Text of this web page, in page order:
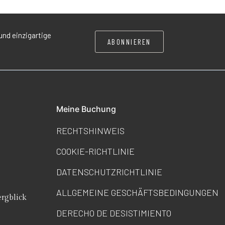
einzigartige
ABONNIEREN
Meine Buchung
RECHTSHINWEIS
COOKIE-RICHTLINIE
DATENSCHUTZRICHTLINIE
ALLGEMEINE GESCHÄFTSBEDINGUNGEN
DERECHO DE DESISTIMIENTO